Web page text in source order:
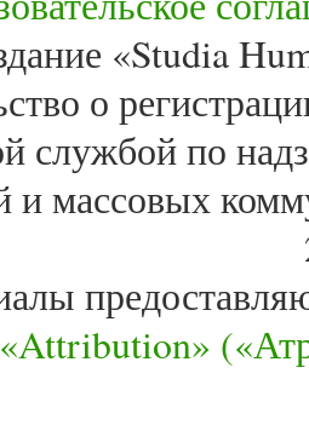
«Studia
о
службой по
и массовых
«Attribution»